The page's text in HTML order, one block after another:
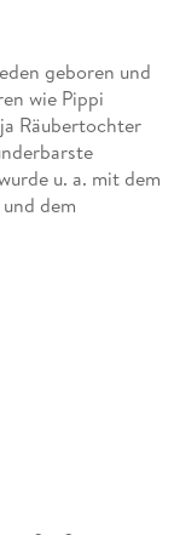
geboren und
wie Pippi
Räubertochter
u. a. mit dem
dem
Boies
eigene
ihrer